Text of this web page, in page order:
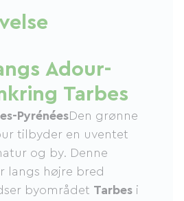
Adour-
Tarbes
PyrénéesDen grønne
tilbyder en uventet
og by. Denne
langs højre bred
byområdet Tarbes i